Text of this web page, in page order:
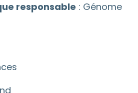
responsable : Génome